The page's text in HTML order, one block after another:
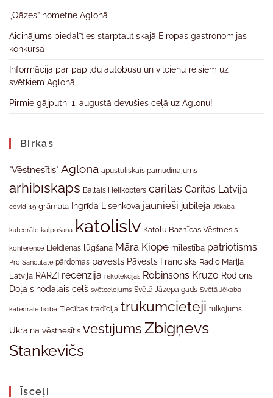
„Oāzes” nometne Aglonā
Aicinājums piedalīties starptautiskajā Eiropas gastronomijas
konkursā
Informācija par papildu autobusu un vilcienu reisiem uz
svētkiem Aglonā
Pirmie gājputni 1. augustā devušies ceļā uz Aglonu!
Birkas
"Vēstnesītis" Aglona apustuliskais pamudinājums
arhibīskaps Baltais Helikopters caritas Caritas Latvija
covid-19 grāmata Ingrīda Lisenkova jaunieši jubileja Jēkaba
katedrāle kalpošana katolislv Katoļu Baznīcas Vēstnesis
konference Lieldienas lūgšana Māra Kiope mīlestība patriotisms
Pro Sanctitate pārdomas pāvests Pāvests Francisks Radio Marija
Latvija RARZI recenzija rekolekcijas Robinsons Kruzo Rodions
Doļa sinodālais ceļš svētceļojums Svētā Jāzepa gads Svētā Jēkaba
katedrāle ticība Tiecības tradīcija trūkumcietēji tulkojums
Ukraina vēstnesītis vēstījumsZbigņevs
Stankevičs
Īsceļi